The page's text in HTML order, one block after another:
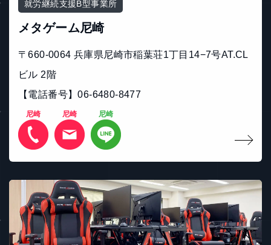
就労継続支援B型事業所
メタゲーム尼崎
〒660-0064 兵庫県尼崎市稲葉荘1丁目14−7号AT.CL
ビル 2階
【電話番号】06-6480-8477
尼崎 尼崎 尼崎